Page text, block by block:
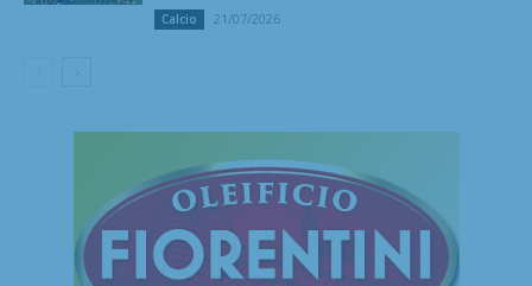
Calcio 21/07/2026